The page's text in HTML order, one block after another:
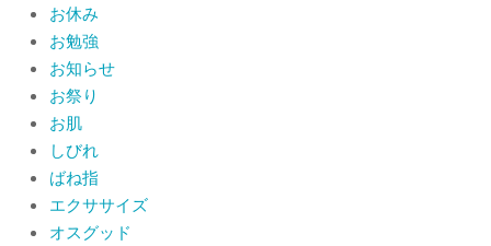
お休み
お勉強
お知らせ
お祭り
お肌
しびれ
ばね指
エクササイズ
オスグッド